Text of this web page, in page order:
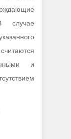
случае
и